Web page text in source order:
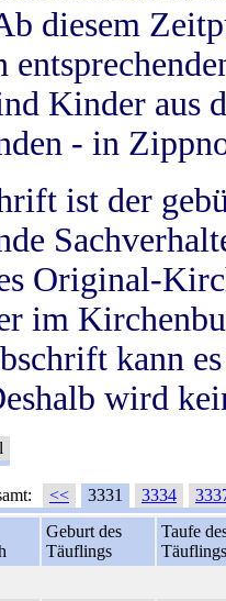
diesem
Kinder aus
- in
ist der
Original-
im
kann
wird
<< 3331 3334
Geburt des
Täuflings
Taufe
Täuflings